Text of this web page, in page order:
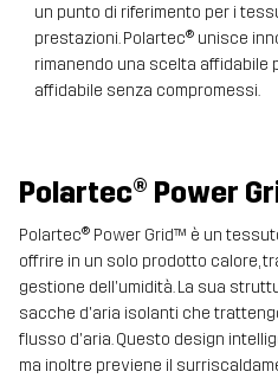
un punto di riferimento per i
prestazioni. Polartec® unisce
rimanendo una scelta affidabile
affidabile senza compromessi.
Polartec® Power
Polartec® Power Grid™ è un
offrire in un solo prodotto calore,
gestione dell'umidità. La sua
sacche d'aria isolanti che
flusso d'aria. Questo design
ma inoltre previene il